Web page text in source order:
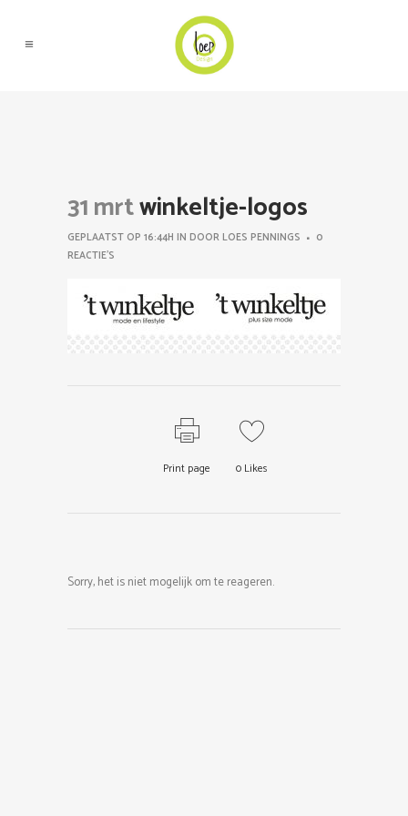
31 mrtwinkeltje-logos
GEPLAATST OP 16:44H IN DOORLOES PENNINGS
0
REACTIE'S
Print page 0 Likes
Sorry, het is niet mogelijk om te reageren.